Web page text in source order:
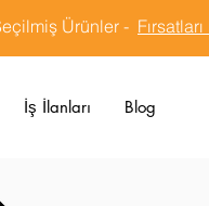
Ürünler -
İş İlanları Blog